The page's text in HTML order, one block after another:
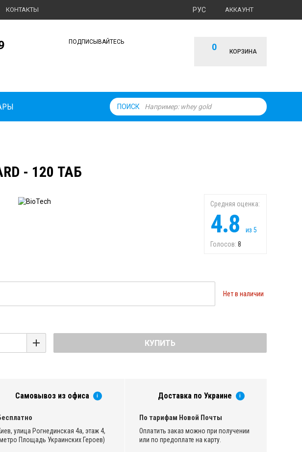
КОНТАКТЫ АККАУНТ
РУС
0 КОРЗИНА
ПОДПИСЫВАЙТЕСЬ
ПОИСК
- 120 ТАБ
Средняя оценка:
4.8 из 5
Голосов: 8
Нет в наличии
КУПИТЬ
Самовывоз из офиса i
улица Рогнединская 4а, этаж 4,
Площадь Украинских Героев)
Доставка по Украине i
По тарифам Новой Почты
Оплатить заказ можно при получении
или по предоплате на карту.